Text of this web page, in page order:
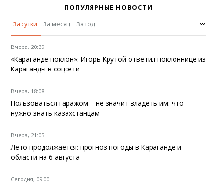
ПОПУЛЯРНЫЕ НОВОСТИ
За сутки
За месяц За год ∞
Вчера, 20:39
«Караганде поклон»: Игорь Крутой ответил поклоннице из
Караганды в соцсети
Вчера, 18:08
Пользоваться гаражом – не значит владеть им: что
нужно знать казахстанцам
Вчера, 21:05
Лето продолжается: прогноз погоды в Караганде и
области на 6 августа
Сегодня, 09:00